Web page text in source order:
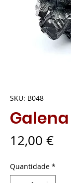
SKU: B048
Galena
12,00 €
Quantidade *